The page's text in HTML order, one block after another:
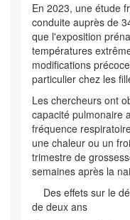
En 2023, une étude
conduite auprès de
que l'exposition
températures
modifications
particulier chez les
Les chercheurs ont
capacité pulmonaire
fréquence
une chaleur ou un
trimestre de
semaines après la
Des effets sur le
de deux ans